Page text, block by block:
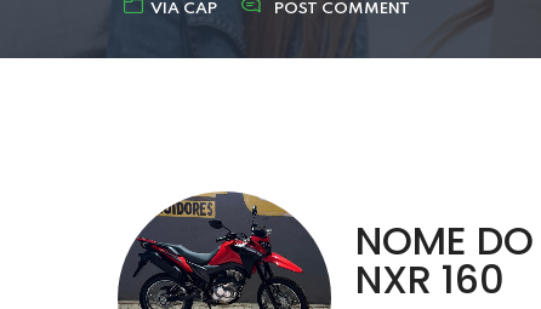
VIA CAP POST COMMENT
NOME
NXR 160